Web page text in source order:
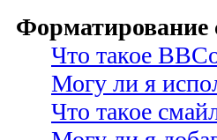
Форматирование
Что такое
Могу ли я
Что такое